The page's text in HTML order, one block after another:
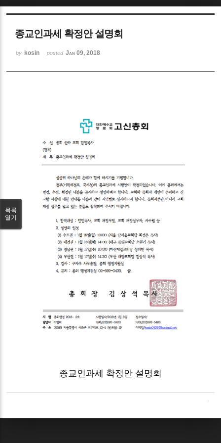
종교인과세 확정안 설명회
by kosin posted Jan 09, 2018
종교인과세 확정안 설명회
목록
열기
Sketchbook5, 스케치북5
Sketchbook5, 스케치북5